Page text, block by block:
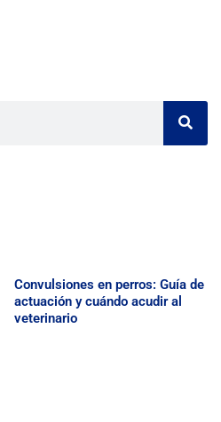
Convulsiones en perros: Guía de
actuación y cuándo acudir al
veterinario